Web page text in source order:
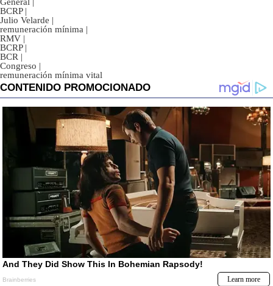
BCRP |
Julio Velarde |
remuneración mínima |
RMV |
BCRP |
BCR |
Congreso |
remuneración mínima vital